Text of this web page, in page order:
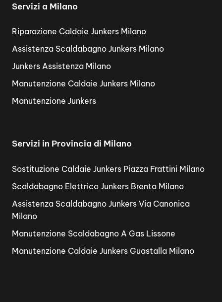
Servizi a Milano
Riparazione Caldaie Junkers Milano
Assistenza Scaldabagno Junkers Milano
Junkers Assistenza Milano
Manutenzione Caldaie Junkers Milano
Manutenzione Junkers
Servizi in Provincia di Milano
Sostituzione Caldaie Junkers Piazza Frattini Milano
Scaldabagno Elettrico Junkers Brenta Milano
Assistenza Scaldabagno Junkers Via Canonica
Milano
Manutenzione Scaldabagno A Gas Lissone
Manutenzione Caldaie Junkers Guastalla Milano